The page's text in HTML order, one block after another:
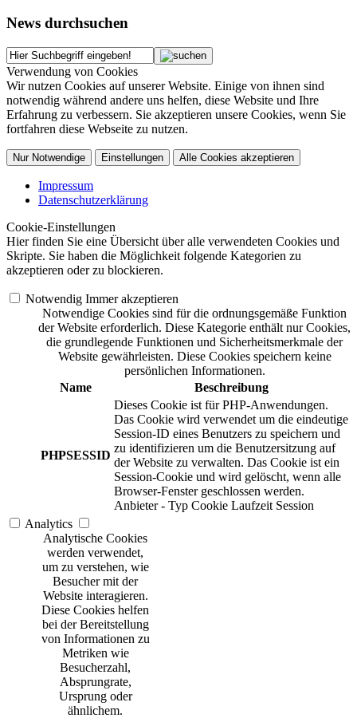
News durchsuchen
Verwendung von Cookies
Wir nutzen Cookies auf unserer Website. Einige von ihnen sind
notwendig während andere uns helfen, diese Website und Ihre
Erfahrung zu verbessern. Sie akzeptieren unsere Cookies, wenn Sie
fortfahren diese Webseite zu nutzen.
Nur Notwendige Einstellungen Alle Cookies akzeptieren
Impressum
Datenschutzerklärung
Cookie-Einstellungen
Hier finden Sie eine Übersicht über alle verwendeten Cookies und
Skripte. Sie haben die Möglichkeit folgende Kategorien zu
akzeptieren oder zu blockieren.
Notwendig Immer akzeptieren
Notwendige Cookies sind für die ordnungsgemäße Funktion
der Website erforderlich. Diese Kategorie enthält nur Cookies,
die grundlegende Funktionen und Sicherheitsmerkmale der
Website gewährleisten. Diese Cookies speichern keine
persönlichen Informationen.
Name
Beschreibung
PHPSESSID
Dieses Cookie ist für PHP-Anwendungen.
Das Cookie wird verwendet um die eindeutige
Session-ID eines Benutzers zu speichern und
zu identifizieren um die Benutzersitzung auf
der Website zu verwalten. Das Cookie ist ein
Session-Cookie und wird gelöscht, wenn alle
Browser-Fenster geschlossen werden.
Anbieter - Typ Cookie Laufzeit Session
Analytics
Analytische Cookies
werden verwendet,
um zu verstehen, wie
Besucher mit der
Website interagieren.
Diese Cookies helfen
bei der Bereitstellung
von Informationen zu
Metriken wie
Besucherzahl,
Absprungrate,
Ursprung oder
ähnlichem.